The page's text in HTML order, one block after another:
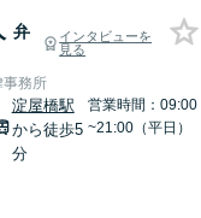
弁
インタビューを
見る
事務所
淀屋橋駅
から徒歩5
分
営業時間：09:00
~21:00（平日）